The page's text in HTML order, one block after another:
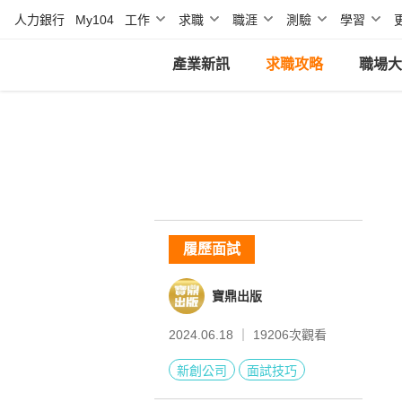
人力銀行 My104 工作 求職 職涯 測驗 學習
產業新訊 求職攻略 職場
履歷面試
寶鼎出版
2024.06.18 ｜ 19206次觀看
新創公司 面試技巧